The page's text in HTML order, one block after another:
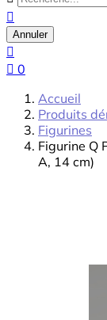

Annuler

 0
Accueil
Produits
Figurines
Figurine Q
A, 14 cm)